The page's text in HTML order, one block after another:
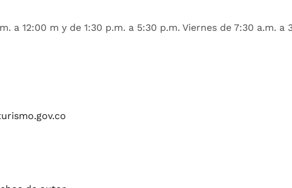
a 12:00 m y de 1:30 p.m. a 5:30 p.m. Viernes de 7:30 a.m. a